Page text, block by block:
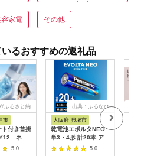
家電 その他
るおすすめの返礼品
ふるさと納
市
ト付き首掛
ネイ
5.0
出典：ふるなび
大阪府 貝塚市
乾電池エボルタNEO
単3・4形 計20本 アル
カリ乾電池 パナソニ
5.0